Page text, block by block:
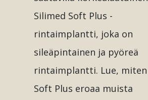
Silimed Soft Plus -
rintaimplantti, joka on
sileäpintainen ja pyöreä
rintaimplantti. Lue, miten
Soft Plus eroaa muista